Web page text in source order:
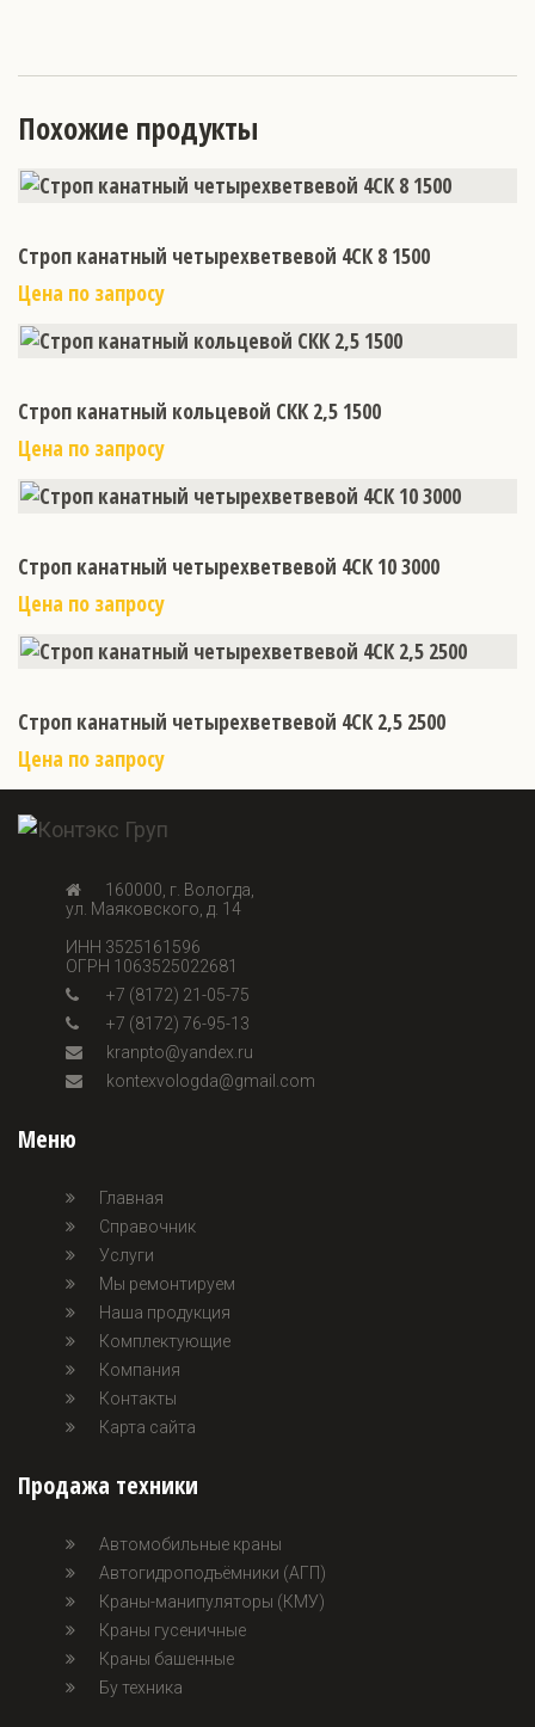
Похожие продукты
Строп канатный четырехветвевой 4СК 8 1500
Цена по запросу
Строп канатный кольцевой СКК 2,5 1500
Цена по запросу
Строп канатный четырехветвевой 4СК 10 3000
Цена по запросу
Строп канатный четырехветвевой 4СК 2,5 2500
Цена по запросу
160000, г. Вологда,
ул. Маяковского, д. 14
ИНН 3525161596
ОГРН 1063525022681
+7 (8172) 21-05-75
+7 (8172) 76-95-13
kranpto@yandex.ru
kontexvologda@gmail.com
Меню
Главная
Справочник
Услуги
Мы ремонтируем
Наша продукция
Комплектующие
Компания
Контакты
Карта сайта
Продажа техники
Автомобильные краны
Автогидроподъёмники (АГП)
Краны-манипуляторы (КМУ)
Краны гусеничные
Краны башенные
Бу техника